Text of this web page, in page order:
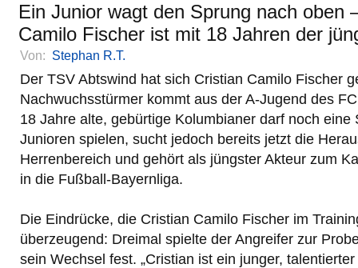
Ein Junior wagt den Sprung nach oben
Camilo Fischer ist mit 18 Jahren der
Von: Stephan R.T.
Der TSV Abtswind hat sich Cristian Camilo Fischer
Nachwuchsstürmer kommt aus der A-Jugend des
18 Jahre alte, gebürtige Kolumbianer darf noch eine
Junioren spielen, sucht jedoch bereits jetzt die
Herrenbereich und gehört als jüngster Akteur zum
in die Fußball-Bayernliga.
Die Eindrücke, die Cristian Camilo Fischer im
überzeugend: Dreimal spielte der Angreifer zur
sein Wechsel fest. „Cristian ist ein junger,